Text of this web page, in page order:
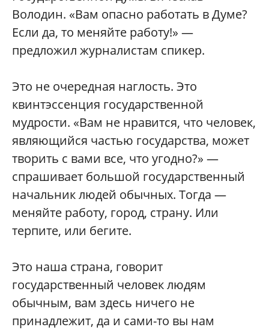
Володин. «Вам опасно работать в Думе?
Если да, то меняйте работу!» —
предложил журналистам спикер.
Это не очередная наглость. Это
квинтэссенция государственной
мудрости. «Вам не нравится, что человек,
являющийся частью государства, может
творить с вами все, что угодно?» —
спрашивает большой государственный
начальник людей обычных. Тогда —
меняйте работу, город, страну. Или
терпите, или бегите.
Это наша страна, говорит
государственный человек людям
обычным, вам здесь ничего не
принадлежит, да и сами-то вы нам